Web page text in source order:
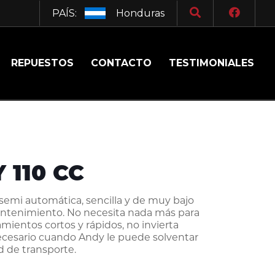
PAÍS: Honduras
REPUESTOS CONTACTO TESTIMONIALES
110 CC
automática, sencilla y de muy bajo
No necesita nada más para
cortos y rápidos, no invierta
cuando Andy le puede solventar
de transporte.